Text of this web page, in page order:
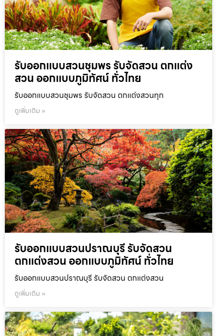
รับออกแบบสวนชุมพร รับจัดสวน ตกแต่ง
สวน ออกแบบภูมิทัศน์ ทั่วไทย
รับออกแบบสวนชุมพร รับจัดสวน ตกแต่งสวนทุก
ดูเพิ่มเติม »
รับออกแบบสวนปราณบุรี รับจัดสวน
ตกแต่งสวน ออกแบบภูมิทัศน์ ทั่วไทย
รับออกแบบสวนปราณบุรี รับจัดสวน ตกแต่งสวน
ดูเพิ่มเติม »